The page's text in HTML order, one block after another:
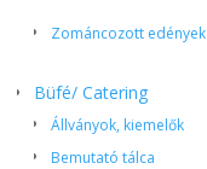
Zománcozott edények
Büfé/ Catering
Állványok, kiemelők
Bemutató tálca